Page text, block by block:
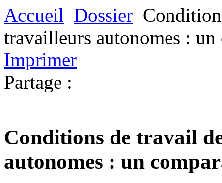
Accueil Dossier
travailleurs autonomes :
Imprimer
Partage :
Conditions de travail
autonomes : un